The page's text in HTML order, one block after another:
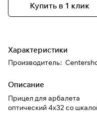
Купить в 1 клик
Характеристики
Производитель:
Описание
Прицел для арбалета
оптический 4х32 со
При
выберите
картой
Получайте
выбранный